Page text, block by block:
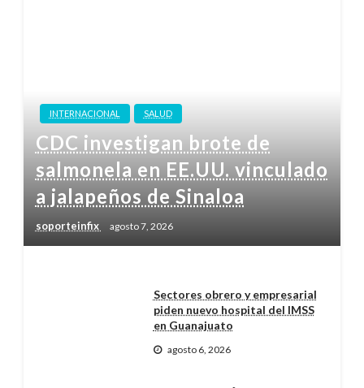
INTERNACIONAL SALUD
CDC investigan brote de
salmonela en EE.UU. vinculado
a jalapeños de Sinaloa
soporteinfix agosto 7, 2026
Sectores obrero y empresarial
piden nuevo hospital del IMSS
en Guanajuato
agosto 6, 2026